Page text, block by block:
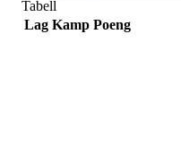
Tabell
Lag Kamp Poeng